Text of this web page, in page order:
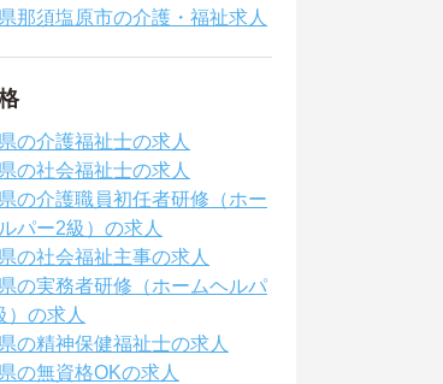
那須塩原市の介護・福祉求人
の介護福祉士の求人
の社会福祉士の求人
の介護職員初任者研修（ホー
パー2級）の求人
の社会福祉主事の求人
の実務者研修（ホームヘルパ
）の求人
の精神保健福祉士の求人
の無資格OKの求人